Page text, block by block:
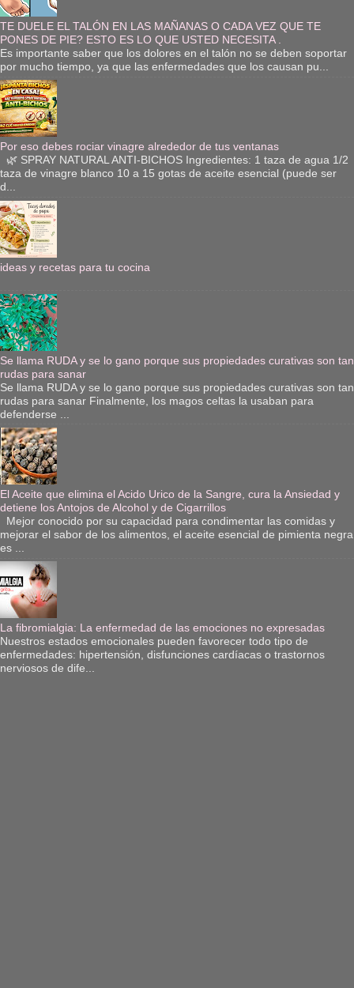
TE DUELE EL TALÓN EN LAS MAÑANAS O CADA VEZ QUE TE
PONES DE PIE? ESTO ES LO QUE USTED NECESITA .
Es importante saber que los dolores en el talón no se deben soportar
por mucho tiempo, ya que las enfermedades que los causan pu...
Por eso debes rociar vinagre alrededor de tus ventanas
🌿 SPRAY NATURAL ANTI-BICHOS Ingredientes: 1 taza de agua 1/2
taza de vinagre blanco 10 a 15 gotas de aceite esencial (puede ser
d...
ideas y recetas para tu cocina
Se llama RUDA y se lo gano porque sus propiedades curativas son tan
rudas para sanar
Se llama RUDA y se lo gano porque sus propiedades curativas son tan
rudas para sanar Finalmente, los magos celtas la usaban para
defenderse ...
El Aceite que elimina el Acido Urico de la Sangre, cura la Ansiedad y
detiene los Antojos de Alcohol y de Cigarrillos
Mejor conocido por su capacidad para condimentar las comidas y
mejorar el sabor de los alimentos, el aceite esencial de pimienta negra
es ...
La fibromialgia: La enfermedad de las emociones no expresadas
Nuestros estados emocionales pueden favorecer todo tipo de
enfermedades: hipertensión, disfunciones cardíacas o trastornos
nerviosos de dife...